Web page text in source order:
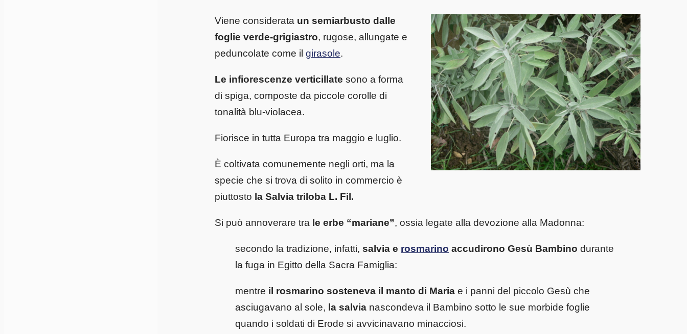
Viene considerata un semiarbusto dalle
foglie verde-grigiastro, rugose, allungate e
peduncolate come il girasole.
Le infiorescenze verticillate sono a forma
di spiga, composte da piccole corolle di
tonalità blu-violacea.
Fiorisce in tutta Europa tra maggio e luglio.
È coltivata comunemente negli orti, ma la
specie che si trova di solito in commercio è
piuttosto la Salvia triloba L. Fil.
Si può annoverare tra le erbe “mariane”, ossia legate alla devozione alla Madonna:
secondo la tradizione, infatti, salvia e rosmarino accudirono Gesù Bambino durante
la fuga in Egitto della Sacra Famiglia:
mentre il rosmarino sosteneva il manto di Maria e i panni del piccolo Gesù che
asciugavano al sole, la salvia nascondeva il Bambino sotto le sue morbide foglie
quando i soldati di Erode si avvicinavano minacciosi.